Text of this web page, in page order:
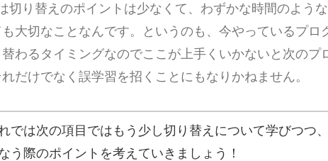
切り替えのポイントは少なくて、わずかな時間のよう
大切なことなんです。というのも、今やっているプロ
わるタイミングなのでここが上手くいかないと次のプ
だけでなく誤学習を招くことにもなりかねません。
では次の項目ではもう少し切り替えについて学びつつ
う際のポイントを考えていきましょう！